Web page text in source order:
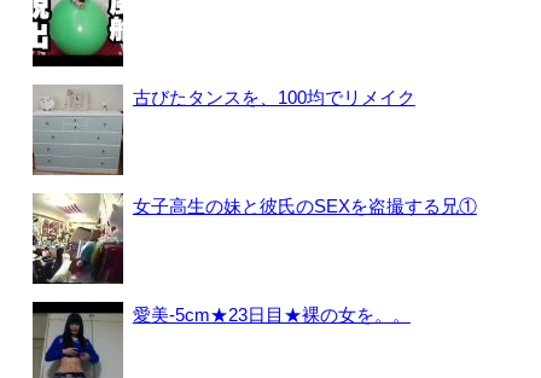
古びたタンスを、100均でリメイク
女子高生の妹と彼氏のSEXを盗撮する兄①
愛美-5cm★23日目★裸の女を。。